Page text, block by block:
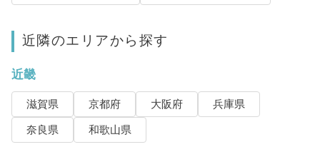
近隣のエリアから探す
近畿
滋賀県 京都府 大阪府
兵庫県
奈良県
和歌山県